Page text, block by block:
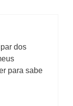
dos
para sabe